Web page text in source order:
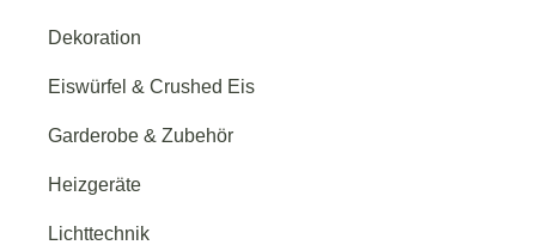
Dekoration
Eiswürfel & Crushed Eis
Garderobe & Zubehör
Heizgeräte
Lichttechnik